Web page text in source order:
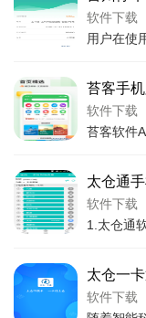
个不可多得的优秀选择
2.太一护照凭借
的不断丰富和扩展，
为我们提供更全面、
版下载
软件下载
苔客手
软件下载
太仓通
软件下载
太仓一
卓版下载
软件下载